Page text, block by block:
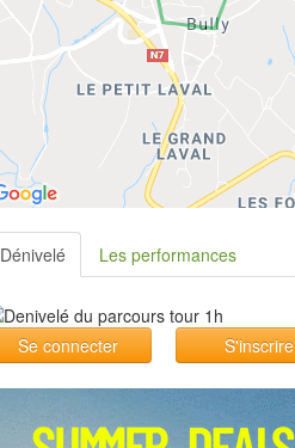
Dénivelé Les performances
Se connecter S'inscrire